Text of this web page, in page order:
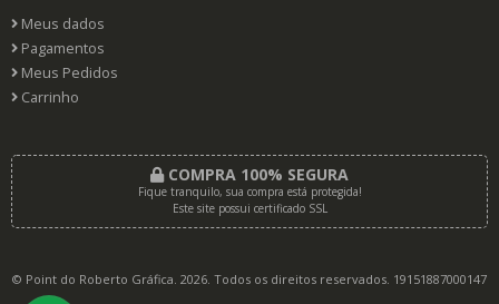
Meus dados
Pagamentos
Meus Pedidos
Carrinho
COMPRA 100% SEGURA
Fique tranquilo, sua compra está protegida!
Este site possui certificado SSL
© Point do Roberto Gráfica. 2026. Todos os direitos reservados. 19151887000147